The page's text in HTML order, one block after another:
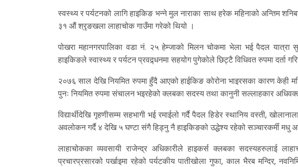
स्वस्थ्य र पर्यटनको लागि हाइकिङ भन्ने मुल नाराका साथ हरेक महिनाको अन्तिम
३१ औं श्रृङखला लाहाचोक गाउँमा गरेको थियो ।
पोखरा महानगरपालिका वडा नं. २५ हेम्जाको मिलन चोकमा भेला भई पैदल
हाइकिङले स्वास्थ्य र पर्यटन प्रवद्र्धनमा सहयोग पुगेकोले छिट्टै विधिवत रुपमा दर्ता
२०७६ साल देखि नियमित रुपमा हुँदै आएको हाईकिङ कोरोना भाइरसका कारण केही
पुनः नियमित रुपमा संचालन भइरहेको क्लबका सदस्य तथा कानुनी सल्लाहकार
विद्यार्थीदेखि गृहणीसम्म सहभागी भई रमाईलो गर्दै पैदल हिडेर स्थानिय वस्ती,
अवलोकन गर्दै ४ देखि ५ घण्टा संगै हिड्नु नै हाइकिङको उद्धेश्य रहेको सञ्चारकर्मी मधु
लाहाचोकका व्यवसायी राजेन्द्र अधिकारीले हाइकर्स क्लबका सदस्यहरुलाई
प्रचारप्रसारको पर्खाइमा रहेको पर्यटकीय पातीखोला गुफा, काल भैरब मन्दिर,